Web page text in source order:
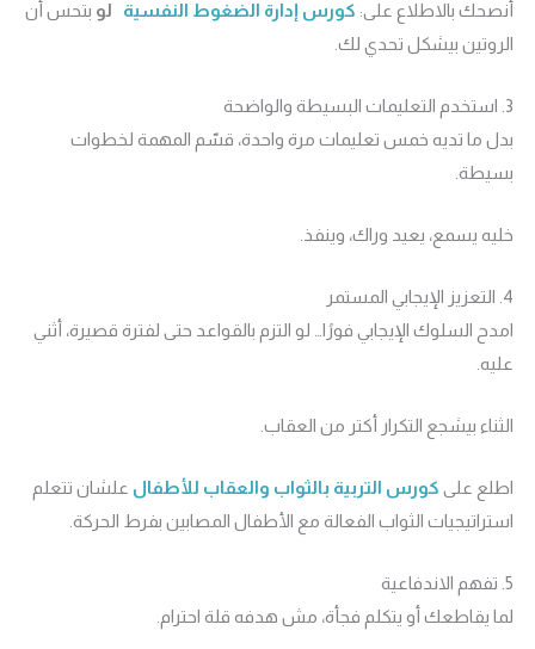
أنصحك بالاطلاع على: كورس إدارة الضغوط النفسيةلو بتحس أن
الروتين بيشكل تحدي لك.
3. استخدم التعليمات البسيطة والواضحة
بدل ما تديه خمس تعليمات مرة واحدة، قسّم المهمة لخطوات
بسيطة.
خليه يسمع، يعيد وراك، وينفذ.
4. التعزيز الإيجابي المستمر
امدح السلوك الإيجابي فورًا… لو التزم بالقواعد حتى لفترة قصيرة، أثني
عليه.
الثناء بيشجع التكرار أكتر من العقاب.
اطلع على كورس التربية بالثواب والعقاب للأطفالعلشان تتعلم
استراتيجيات الثواب الفعالة مع الأطفال المصابين بفرط الحركة.
5. تفهم الاندفاعية
لما يقاطعك أو يتكلم فجأة، مش هدفه قلة احترام.